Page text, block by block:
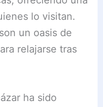
lo visitan.
un oasis de
relajarse tras
ha sido